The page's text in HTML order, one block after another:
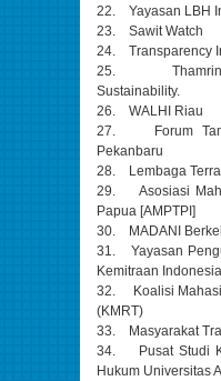
22. Yayasan LBH
23. Sawit Watch
24. Transparency
25. Thamrin
Sustainability.
26. WALHI Riau
27. Forum
Pekanbaru
28. Lembaga
29. Asosiasi
Papua [AMPTPI]
30. MADANI
31. Yayasan
Kemitraan
32. Koalisi
(KMRT)
33. Masyarakat
34. Pusat Studi
Hukum Universitas